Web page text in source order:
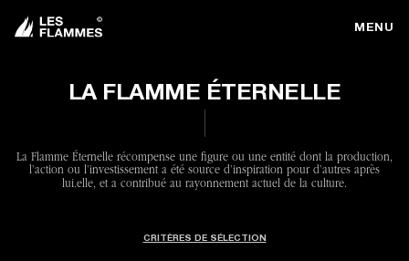
MENU
LA FLAMME ÉTERNELLE
La Flamme Éternelle récompense une figure ou une entité dont la production,
l’action ou l’investissement a été source d’inspiration pour d’autres après
lui.elle, et a contribué au rayonnement actuel de la culture.
CRITÈRES DE SÉLECTION